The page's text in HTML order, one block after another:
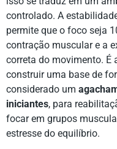
controlado. A
permite que o foco seja
contração muscular e a
correta do movimento. É
construir uma base de
considerado um
iniciantes, para
focar em grupos
estresse do equilíbrio.